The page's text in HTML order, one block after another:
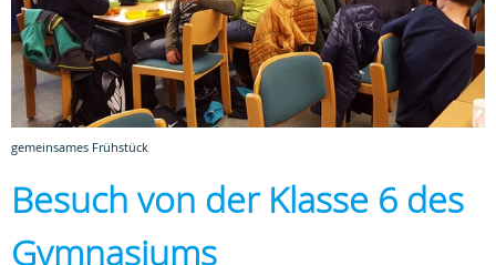
gemeinsames Frühstück
Besuch von der Klasse 6 des
Gymnasiums